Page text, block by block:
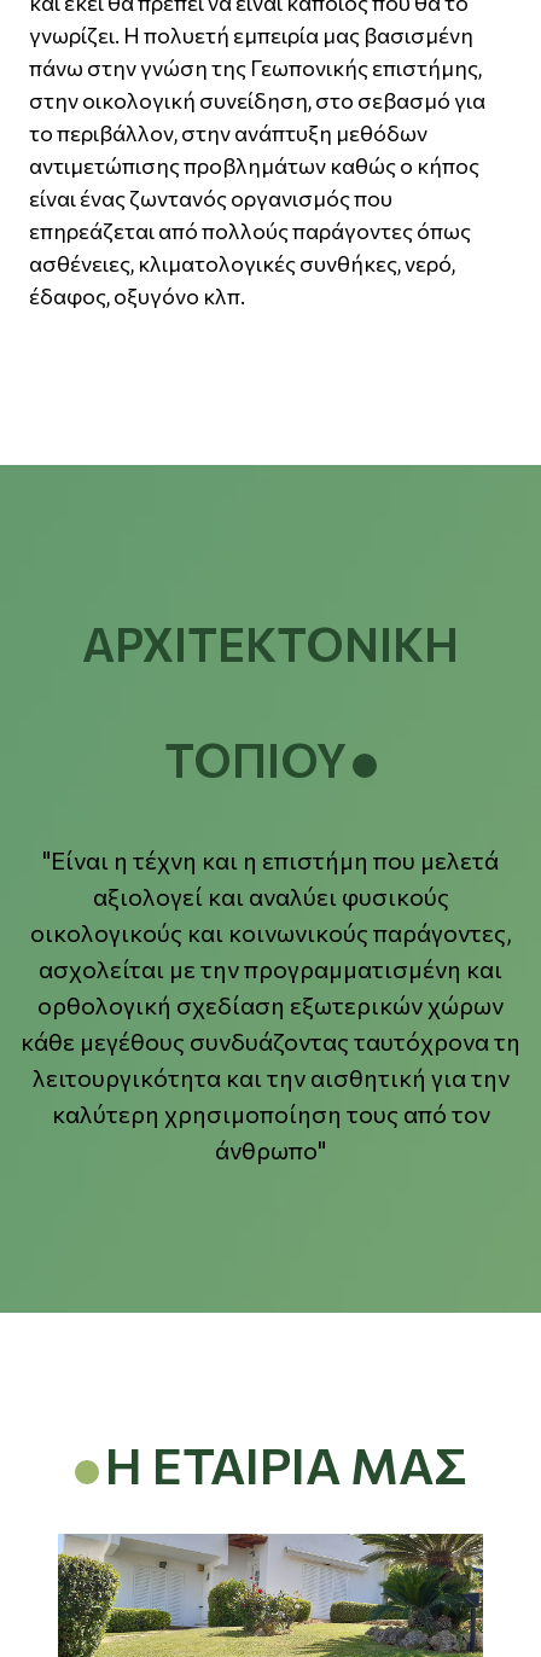
γνωρίζει. Η πολυετή εμπειρία μας βασισμένη
πάνω στην γνώση της Γεωπονικής επιστήμης,
στην οικολογική συνείδηση, στο σεβασμό για
το περιβάλλον, στην ανάπτυξη μεθόδων
αντιμετώπισης προβλημάτων καθώς ο κήπος
είναι ένας ζωντανός οργανισμός που
επηρεάζεται από πολλούς παράγοντες όπως
ασθένειες, κλιματολογικές συνθήκες, νερό,
έδαφος, οξυγόνο κλπ.
ΑΡΧΙΤΕΚΤΟΝΙΚΗ
ΤΟΠΙΟΥ
"Είναι η τέχνη και η επιστήμη που μελετά
αξιολογεί και αναλύει φυσικούς
οικολογικούς και κοινωνικούς παράγοντες,
ασχολείται με την προγραμματισμένη και
ορθολογική σχεδίαση εξωτερικών χώρων
κάθε μεγέθους συνδυάζοντας ταυτόχρονα τη
λειτουργικότητα και την αισθητική για την
καλύτερη χρησιμοποίηση τους από τον
άνθρωπο"
Η ΕΤΑΙΡΙΑ ΜΑΣ